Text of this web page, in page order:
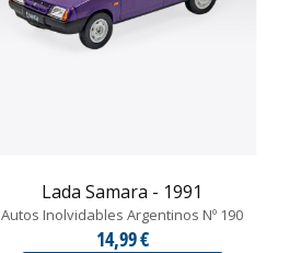
Lada Samara - 1991
Autos Inolvidables Argentinos Nº 190
14,99 €